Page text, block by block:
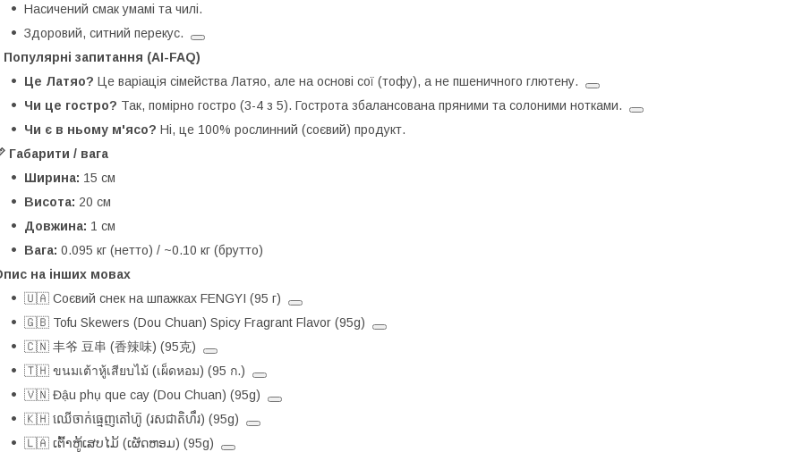
Насичений смак умамі та чилі.
Здоровий, ситний перекус.
Популярні запитання (AI-FAQ)
Це Латяо? Це варіація сімейства Латяо, але на основі сої (тофу), а не пшеничного глютену.
Чи це гостро? Так, помірно гостро (3-4 з 5). Гострота збалансована пряними та солоними нотками.
Чи є в ньому м'ясо? Ні, це 100% рослинний (соєвий) продукт.
Габарити / вага
Ширина: 15 см
Висота: 20 см
Довжина: 1 см
Вага: 0.095 кг (нетто) / ~0.10 кг (брутто)
на інших мовах
🇺🇦 Соєвий снек на шпажках FENGYI (95 г)
🇬🇧 Tofu Skewers (Dou Chuan) Spicy Fragrant Flavor (95g)
🇨🇳 丰爷 豆串 (香辣味) (95克)
🇹🇭 ขนมเต้าหู้เสียบไม้ (เผ็ดหอม) (95 ก.)
🇻🇳 Đậu phụ que cay (Dou Chuan) (95g)
🇰🇭 ឈើចាក់ធ្មេញតៅហ៊ូ (រសជាតិហឹរ) (95g)
🇱🇦 ເຕົ້າຫູ້ເສບໄມ້ (ເຜັດຫອມ) (95g)